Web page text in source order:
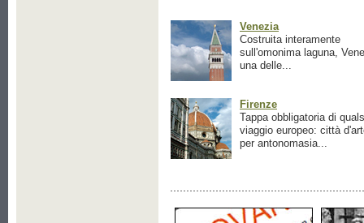
Venezia
Costruita interamente
sull'omonima laguna,
una delle...
Firenze
Tappa obbligatoria di
viaggio europeo: città
per antonomasia...